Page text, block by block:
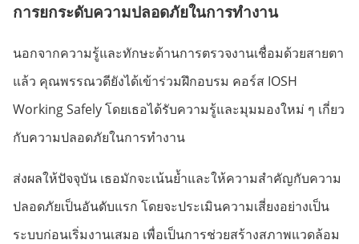
การยกระดับความปลอดภัยในการทำงาน
นอกจากความรู้และทักษะด้านการตรวจงานเชื่อมด้วยสายตา
แล้ว คุณพรรณวดียังได้เข้าร่วมฝึกอบรม คอร์ส IOSH
Working Safely โดยเธอได้รับความรู้และมุมมองใหม่ ๆ เกี่ยว
กับความปลอดภัยในการทำงาน
ส่งผลให้ปัจจุบัน เธอมักจะเน้นย้ำและให้ความสำคัญกับความ
ปลอดภัยเป็นอันดับแรก โดยจะประเมินความเสี่ยงอย่างเป็น
ระบบก่อนเริ่มงานเสมอ เพื่อเป็นการช่วยสร้างสภาพแวดล้อม